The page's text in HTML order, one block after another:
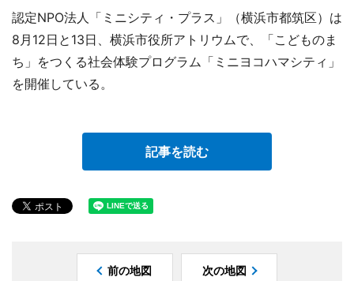
認定NPO法人「ミニシティ・プラス」（横浜市都筑区）は
8月12日と13日、横浜市役所アトリウムで、「こどものま
ち」をつくる社会体験プログラム「ミニヨコハマシティ」
を開催している。
記事を読む
前の地図 次の地図